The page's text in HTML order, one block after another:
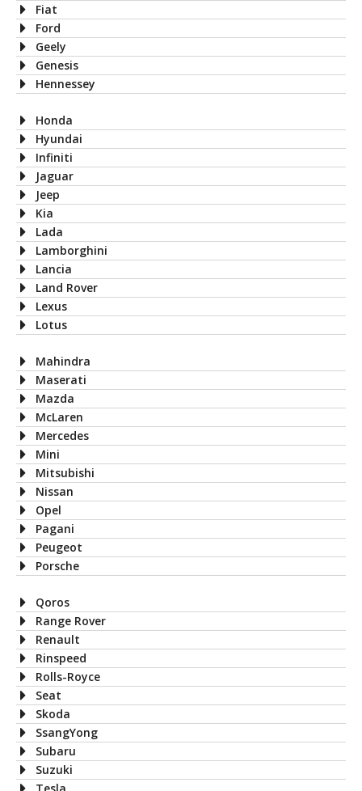
Fiat
Ford
Geely
Genesis
Hennessey
Honda
Hyundai
Infiniti
Jaguar
Jeep
Kia
Lada
Lamborghini
Lancia
Land Rover
Lexus
Lotus
Mahindra
Maserati
Mazda
McLaren
Mercedes
Mini
Mitsubishi
Nissan
Opel
Pagani
Peugeot
Porsche
Qoros
Range Rover
Renault
Rinspeed
Rolls-Royce
Seat
Skoda
SsangYong
Subaru
Suzuki